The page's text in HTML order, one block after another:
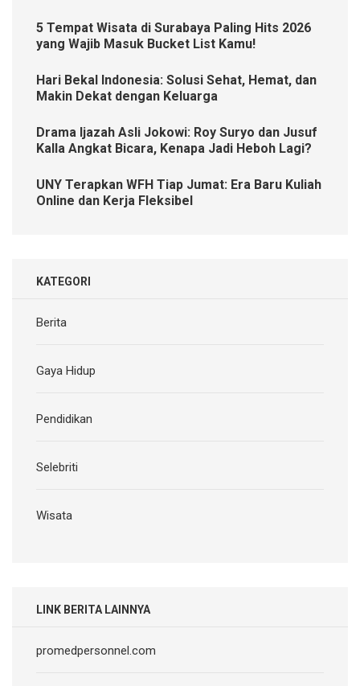
5 Tempat Wisata di Surabaya Paling Hits 2026
yang Wajib Masuk Bucket List Kamu!
Hari Bekal Indonesia: Solusi Sehat, Hemat, dan
Makin Dekat dengan Keluarga
Drama Ijazah Asli Jokowi: Roy Suryo dan Jusuf
Kalla Angkat Bicara, Kenapa Jadi Heboh Lagi?
UNY Terapkan WFH Tiap Jumat: Era Baru Kuliah
Online dan Kerja Fleksibel
KATEGORI
Berita
Gaya Hidup
Pendidikan
Selebriti
Wisata
LINK BERITA LAINNYA
promedpersonnel.com